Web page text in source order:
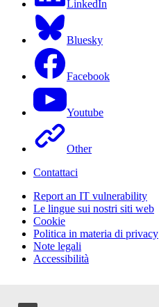
LinkedIn
Bluesky
Facebook
Youtube
Other
Contattaci
Report an IT vulnerability
Le lingue sui nostri siti web
Cookie
Politica in materia di privacy
Note legali
Accessibilità